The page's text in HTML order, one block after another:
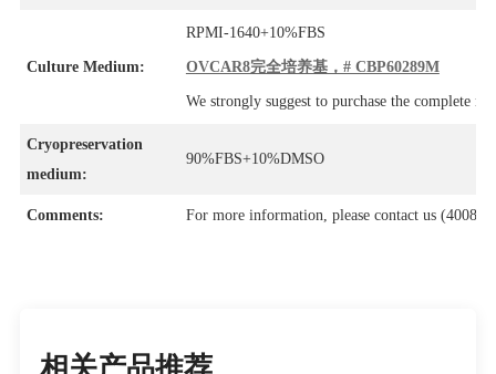
Culture Medium:
RPMI-1640+10%FBS
OVCAR8完全培养基，# CBP60289M
We strongly suggest to purchase the complete
Cryopreservation
medium:
90%FBS+10%DMSO
Comments: For more information, please contact us (4008-